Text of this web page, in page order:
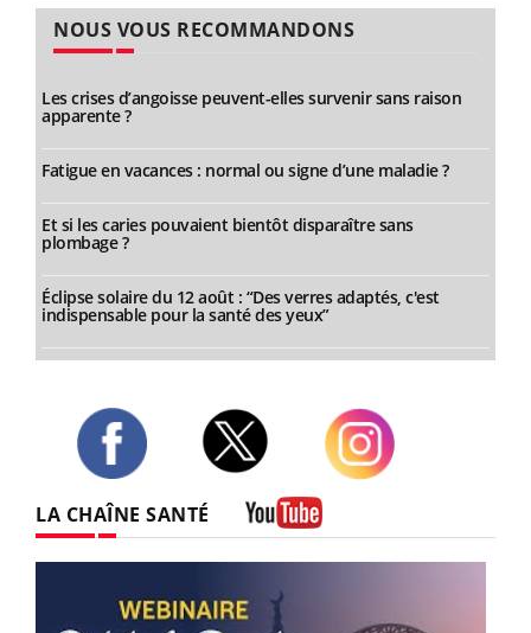
NOUS VOUS RECOMMANDONS
Les crises d’angoisse peuvent-elles survenir sans raison
apparente ?
Fatigue en vacances : normal ou signe d’une maladie ?
Et si les caries pouvaient bientôt disparaître sans
plombage ?
Éclipse solaire du 12 août : “Des verres adaptés, c'est
indispensable pour la santé des yeux”
LA CHAÎNE SANTÉ